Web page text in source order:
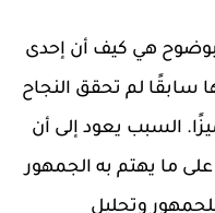
هي كيف أن إحدى
سابقًا لم تحقق النجاح
السبب يعود إلى أن
على ما يهتم به الجمهور
وتحليل